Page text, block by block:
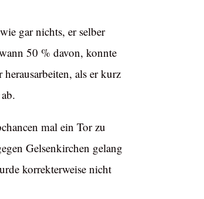
gar nichts, er selber
50 % davon, konnte
als er kurz
mal ein Tor zu
Gelsenkirchen gelang
korrekterweise nicht